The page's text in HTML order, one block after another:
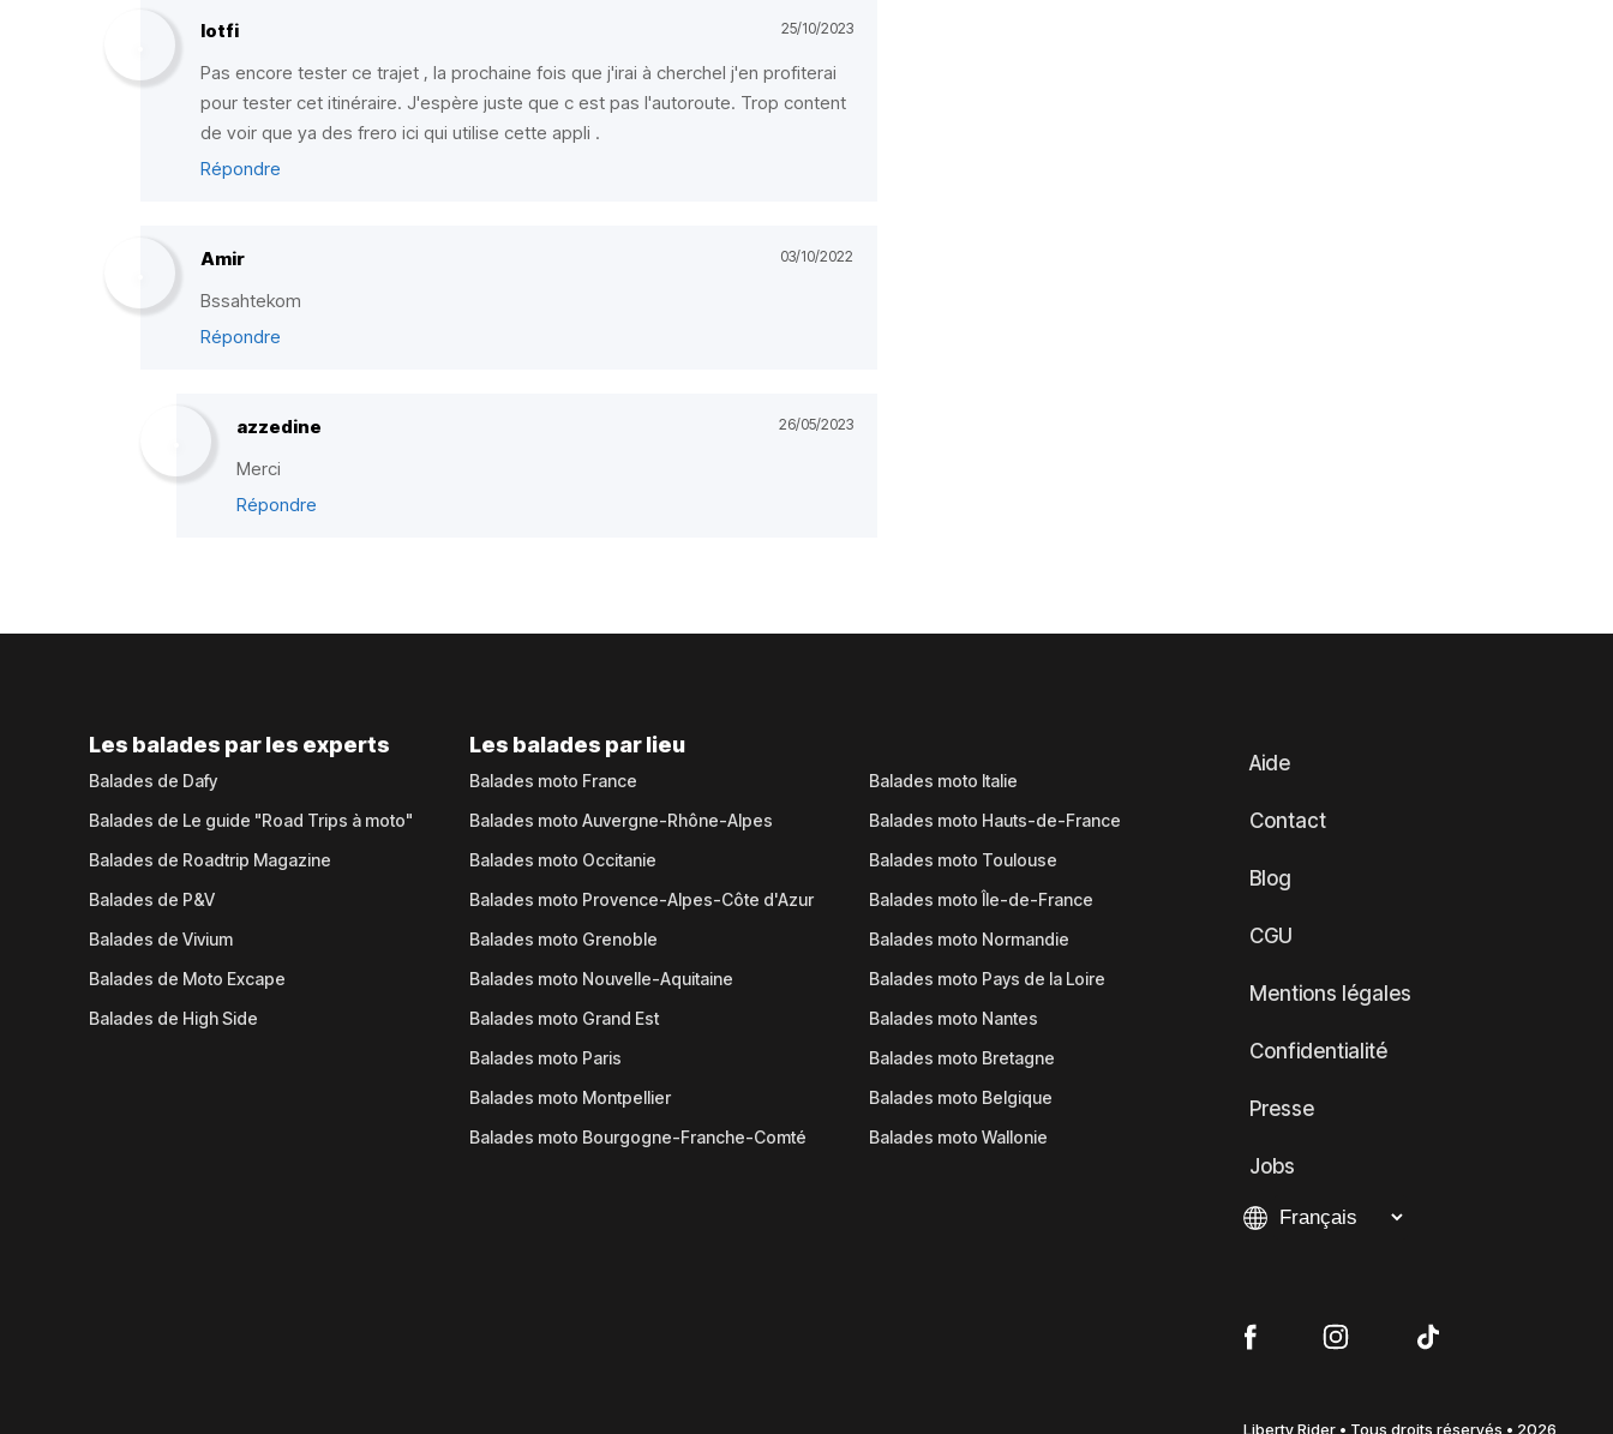
lotfi 25/10/2023
Pas encore tester ce trajet , la prochaine fois que j'irai à cherchel j'en profiterai
pour tester cet itinéraire. J'espère juste que c est pas l'autoroute. Trop content
de voir que ya des frero ici qui utilise cette appli .
Répondre
Amir 03/10/2022
Bssahtekom
Répondre
azzedine 26/05/2023
Merci
Répondre
Les balades par les experts
Balades de Dafy
Balades de Le guide "Road Trips à moto"
Balades de Roadtrip Magazine
Balades de P&V
Balades de Vivium
Balades de Moto Excape
Balades de High Side
Les balades par lieu
Balades moto France
Balades moto Auvergne-Rhône-Alpes
Balades moto Occitanie
Balades moto Provence-Alpes-Côte d'Azur
Balades moto Grenoble
Balades moto Nouvelle-Aquitaine
Balades moto Grand Est
Balades moto Paris
Balades moto Montpellier
Balades moto Bourgogne-Franche-Comté
Balades moto Italie
Balades moto Hauts-de-France
Balades moto Toulouse
Balades moto Île-de-France
Balades moto Normandie
Balades moto Pays de la Loire
Balades moto Nantes
Balades moto Bretagne
Balades moto Belgique
Balades moto Wallonie
Aide
Contact
Blog
CGU
Mentions légales
Confidentialité
Presse
Jobs
Liberty Rider • Tous droits réservés • 2026